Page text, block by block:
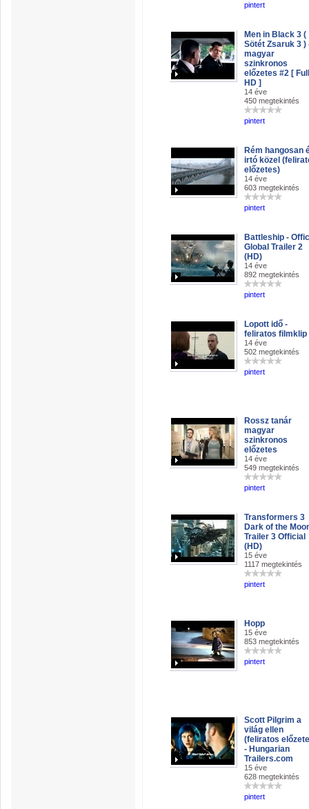
pintert
Men in Black 3 (
Sötét Zsaruk 3 )
magyar
szinkronos
előzetes #2 [ Full
HD ]
14 éve
450 megtekintés
pintert
Rém hangosan
irtó közel
előzetes)
14 éve
603 megtekintés
pintert
Battleship -
Global Trailer 2
(HD)
14 éve
892 megtekintés
pintert
Lopott idő -
feliratos filmklip
14 éve
502 megtekintés
pintert
Rossz tanár
magyar
szinkronos
előzetes
14 éve
549 megtekintés
pintert
Transformers 3
Dark of the
Trailer 3 Official
(HD)
15 éve
1117 megtekintés
pintert
Hopp
15 éve
853 megtekintés
pintert
Scott Pilgrim a
világ ellen
(feliratos
- Hungarian
Trailers.com
15 éve
628 megtekintés
pintert